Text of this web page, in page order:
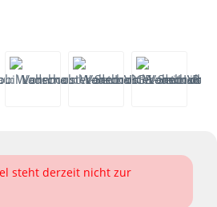
steht derzeit nicht zur